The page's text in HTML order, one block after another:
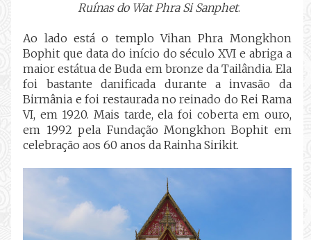
Ruínas do Wat Phra Si Sanphet.
Ao lado está o templo Vihan Phra Mongkhon
Bophit que data do início do século XVI e abriga a
maior estátua de Buda em bronze da Tailândia. Ela
foi bastante danificada durante a invasão da
Birmânia e foi restaurada no reinado do Rei Rama
VI, em 1920. Mais tarde, ela foi coberta em ouro,
em 1992 pela Fundação Mongkhon Bophit em
celebração aos 60 anos da Rainha Sirikit.